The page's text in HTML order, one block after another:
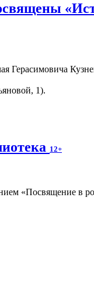
1).
12+
«Посвящение в